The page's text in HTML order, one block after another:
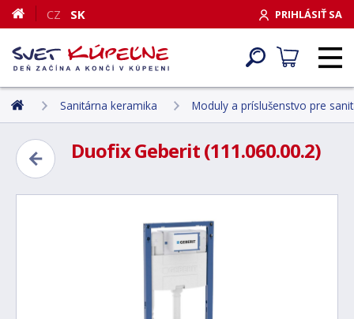
PRIHLÁSIŤ SA
CZ SK
Sanitárna keramika Moduly a príslušenstvo pre
Duofix Geberit (111.060.00.2)